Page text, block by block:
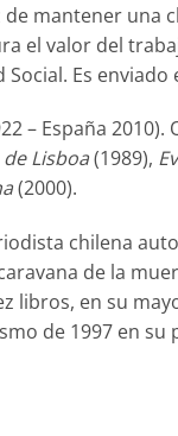
mantener una
el valor del
Es
– España
Lisboa(1989),
(2000).
chilena
de la
libros, en su
de 1997 en